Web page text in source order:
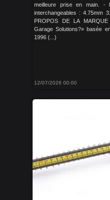
meilleure prise en main. -
interchangeables : 4.75mm
PROPOS DE LA
Garage Solutions?» basée
1996 (...)
12/07/2026 00:00